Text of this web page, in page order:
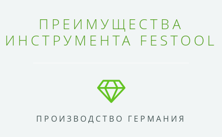
ПРЕИМУЩЕСТВА
ИНСТРУМЕНТА FESTOOL
ПРОИЗВОДСТВО ГЕРМАНИЯ